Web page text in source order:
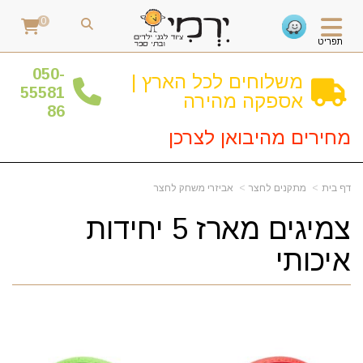
תפריט
0
משלוחים לכל הארץ |
אספקה מהירה
050-
55581
86
מחירים מהיבואן לצרכן
דף בית מתקנים לחצר אביזרי משחק לחצר
צמיגים מארז 5 יחידות
איכותי